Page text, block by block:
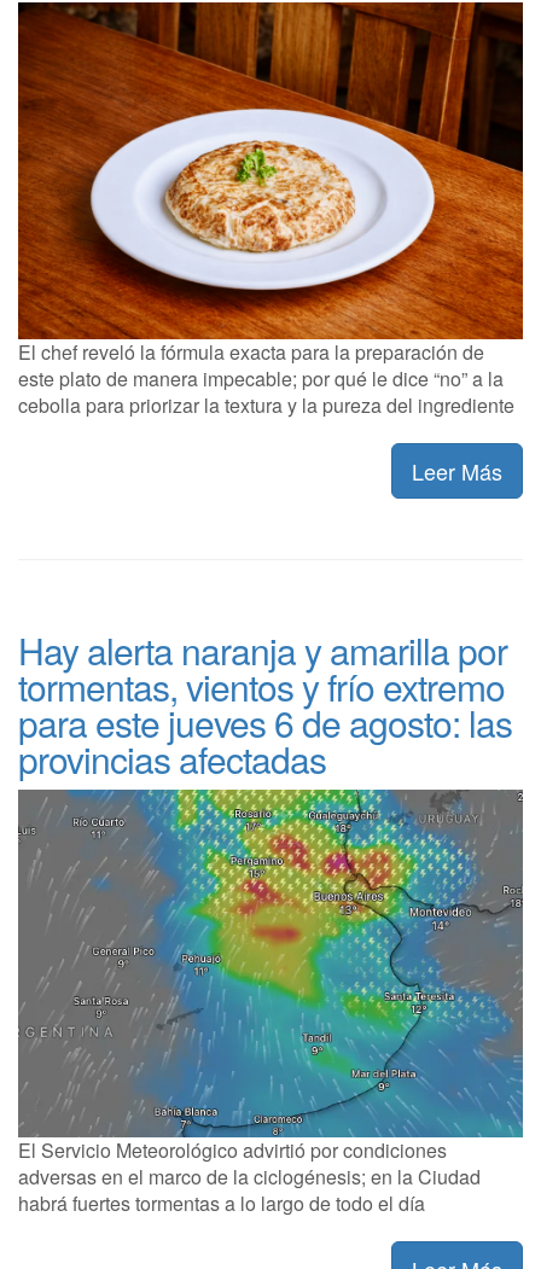
El chef reveló la fórmula exacta para la preparación de
este plato de manera impecable; por qué le dice “no” a la
cebolla para priorizar la textura y la pureza del ingrediente
Leer Más
Hay alerta naranja y amarilla por
tormentas, vientos y frío extremo
para este jueves 6 de agosto: las
provincias afectadas
El Servicio Meteorológico advirtió por condiciones
adversas en el marco de la ciclogénesis; en la Ciudad
habrá fuertes tormentas a lo largo de todo el día